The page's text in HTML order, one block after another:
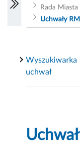
Rada
Uchwały
Wyszukiwarka
uchwał